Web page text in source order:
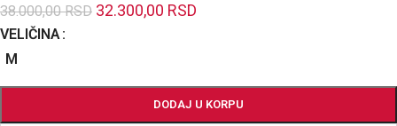
38.000,00RSD 32.300,00 RSD
VELIČINA
M
DODAJ U KORPU